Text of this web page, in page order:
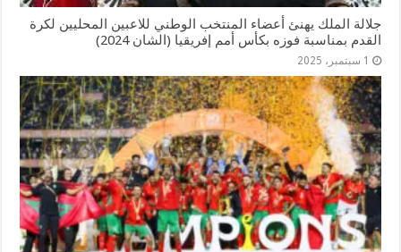
جلالة الملك يهنئ أعضاء المنتخب الوطني للاعبين المحليين لكرة
القدم بمناسبة فوزه بكأس أمم إفریقیا (الشان 2024)
1 سبتمبر، 2025